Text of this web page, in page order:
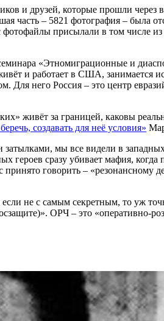
и друзей, которые прошли
часть – 5821 фотография –
присылали в том числе
«Этномиграционные и
и работает в США, занимается
Для него Россия – это центр
живёт за границей, каковы
создавать для неё условия»
мы все видели в
сразу убивает мафия, когда
говорить – «резонансному
не с самым секретным, то уж
ОРЧ – это «оперативно-